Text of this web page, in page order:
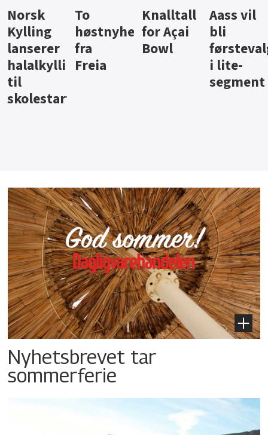
Knalltall
for Açai
Bowl
Aass vil
bli
førstevalg
i lite-
Brus og
jus fra
Berentsen
Hard
iste fra
Hansa
Nyhetsbrevet tar
sommerferie